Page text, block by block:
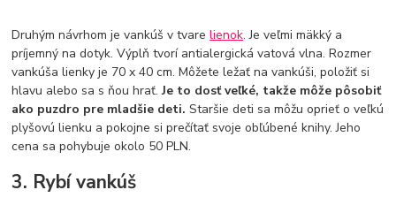
Druhým návrhom je vankúš v tvarelienok. Je veľmi mäkký a
príjemný na dotyk. Výplň tvorí antialergická vatová vlna. Rozmer
vankúša lienky je 70 x 40 cm. Môžete ležať na vankúši, položiť si
hlavu alebo sa s ňou hrať.Je to dosť veľké, takže môže pôsobiť
ako puzdro pre mladšie deti.Staršie deti sa môžu oprieť o veľkú
plyšovú lienku a pokojne si prečítať svoje obľúbené knihy. Jeho
cena sa pohybuje okolo 50 PLN.
3. Rybí vankúš